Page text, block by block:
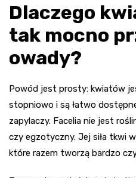
Dlaczego
tak mocno
owady?
Powód jest prosty: kwiatów
stopniowo i są łatwo
zapylaczy. Facelia nie jest
czy egzotyczny. Jej siła tkwi
które razem tworzą bardzo